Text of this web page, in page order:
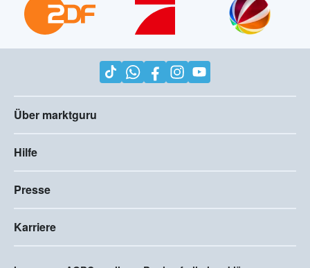
Über marktguru
Hilfe
Presse
Karriere